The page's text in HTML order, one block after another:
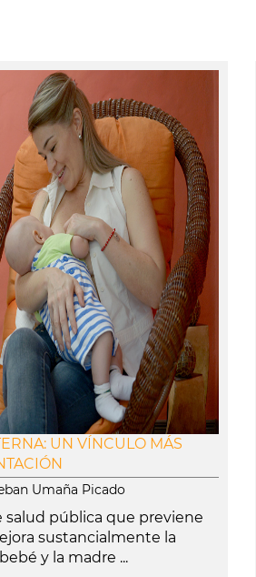
UN VÍNCULO MÁS
Umaña Picado
salud pública que previene
sustancialmente la
y la madre ...